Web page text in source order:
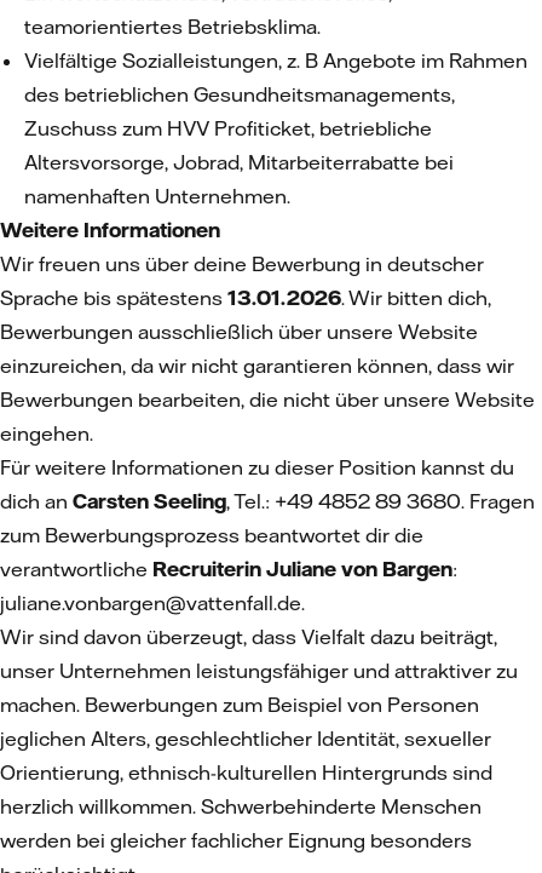
teamorientiertes Betriebsklima.
Vielfältige Sozialleistungen, z. B Angebote im Rahmen
des betrieblichen Gesundheitsmanagements,
Zuschuss zum HVV Profiticket, betriebliche
Altersvorsorge, Jobrad, Mitarbeiterrabatte bei
namenhaften Unternehmen.
Weitere Informationen
Wir freuen uns über deine Bewerbung in deutscher
Sprache bis spätestens 13.01.2026. Wir bitten dich,
Bewerbungen ausschließlich über unsere Website
einzureichen, da wir nicht garantieren können, dass wir
Bewerbungen bearbeiten, die nicht über unsere Website
eingehen.
Für weitere Informationen zu dieser Position kannst du
dich an Carsten Seeling, Tel.: +49 4852 89 3680. Fragen
zum Bewerbungsprozess beantwortet dir die
verantwortliche Recruiterin Juliane von Bargen:
juliane.vonbargen@vattenfall.de.
Wir sind davon überzeugt, dass Vielfalt dazu beiträgt,
unser Unternehmen leistungsfähiger und attraktiver zu
machen. Bewerbungen zum Beispiel von Personen
jeglichen Alters, geschlechtlicher Identität, sexueller
Orientierung, ethnisch-kulturellen Hintergrunds sind
herzlich willkommen. Schwerbehinderte Menschen
werden bei gleicher fachlicher Eignung besonders